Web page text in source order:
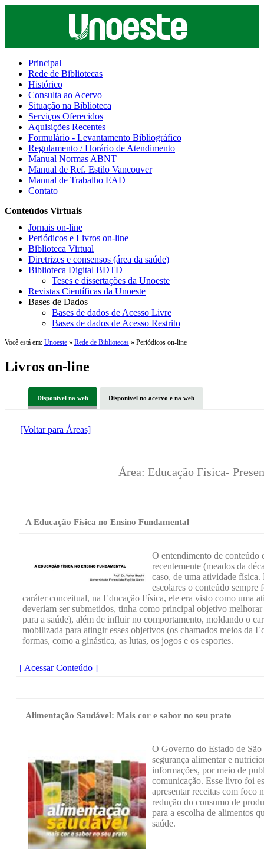
Principal
Rede de Bibliotecas
Histórico
Consulta ao Acervo
Situação na Biblioteca
Serviços Oferecidos
Aquisições Recentes
Formulário - Levantamento Bibliográfico
Regulamento / Horário de Atendimento
Manual Normas ABNT
Manual de Ref. Estilo Vancouver
Manual de Trabalho EAD
Contato
Conteúdos Virtuais
Jornais on-line
Periódicos e Livros on-line
Biblioteca Virtual
Diretrizes e consensos (área da saúde)
Biblioteca Digital BDTD
Teses e dissertações da Unoeste
Revistas Científicas da Unoeste
Bases de Dados
Bases de dados de Acesso Livre
Bases de dados de Acesso Restrito
Você está em: Unoeste » Rede de Bibliotecas » Periódicos on-line
Livros on-line
Disponível na web Disponível no acervo e na web
[Voltar para Áreas]
Área: Educação Física-
A Educação Física no Ensino Fundamental
O entendimento de conteúdo
recentemente (meados da
caso, de uma atividade
escolares o conteúdo
caráter conceitual, na Educação Física, ele era visto como uma
deveriam ser submetidos, tinha como principal objetivo
para a saúde), além de influir no comportamento, moldando o
mobilizada para atingir esses objetivos (os chamados meios da
formas, como a ginástica, as lutas, os jogos e os esportes.
[ Acessar Conteúdo ]
Alimentação Saudável: Mais cor e sabor no seu prato
O Governo do Estado de
segurança alimentar e
informações, por meio de
comunicação. Esse livro foi
apresentar receitas com foco
redução do consumo de
para a escolha de alimentos
saúde.